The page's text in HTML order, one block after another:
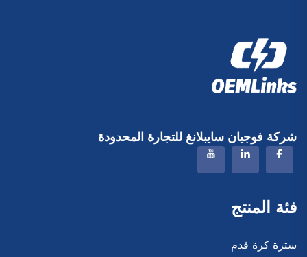
شركة فوجيان سايبلانغ للتجارة المحدودة
فئة المنتج
سترة كرة قدم